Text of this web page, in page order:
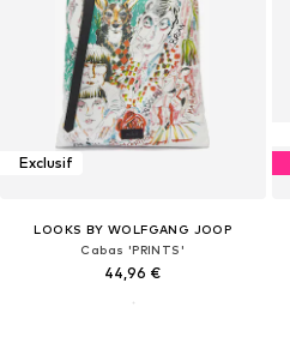
Exclusif
LOOKS BY WOLFGANG JOOP
Cabas 'PRINTS'
44,96 €